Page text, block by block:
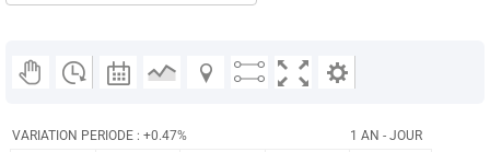
VARIATION PERIODE : +0.47% 1 AN - JOUR